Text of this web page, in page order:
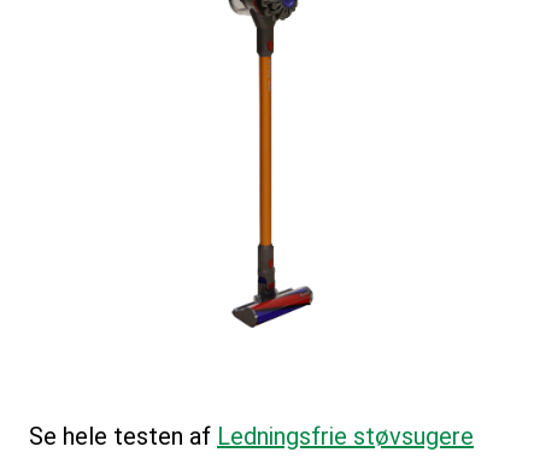
Se hele testen af Ledningsfrie støvsugere